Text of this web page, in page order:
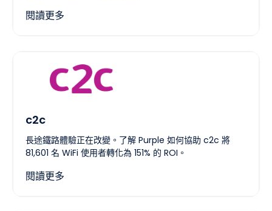
閱讀更多
c2c
長途鐵路體驗正在改變。了解 Purple 如何協助 c2c 將
81,601 名 WiFi 使用者轉化為 151% 的 ROI。
閱讀更多